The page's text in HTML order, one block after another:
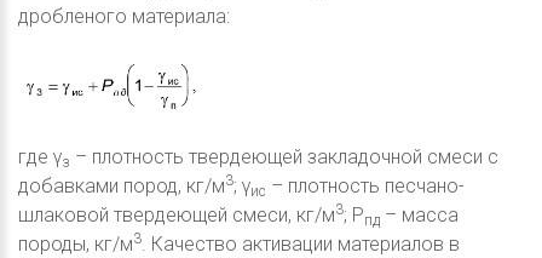
дробленого материала:
где γз – плотность твердеющей закладочной смеси с
добавками пород, кг/м3; γис – плотность песчано-
шлаковой твердеющей смеси, кг/м3; Рпд – масса
породы, кг/м3. Качество активации материалов в